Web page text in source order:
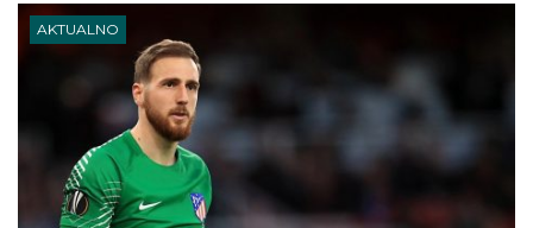
AKTUALNO